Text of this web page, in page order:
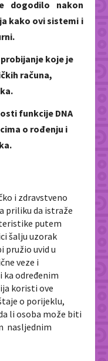
dogodilo nakon
kako ovi sistemi i
koje je
računa,
funkcije DNA
o rođenju i
i zdravstveno
priliku da istraže
putem
šalju uzorak
pružio uvid u
veze i
određenim
koristi ove
o porijeklu,
li osoba može biti
nasljednim